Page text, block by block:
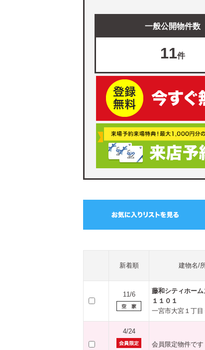
一般公開物件数
11件
新着順 建物名/
11/6
藤和シティホー
１１０１
一宮市大宮１丁目
4/24
会員限定物件です